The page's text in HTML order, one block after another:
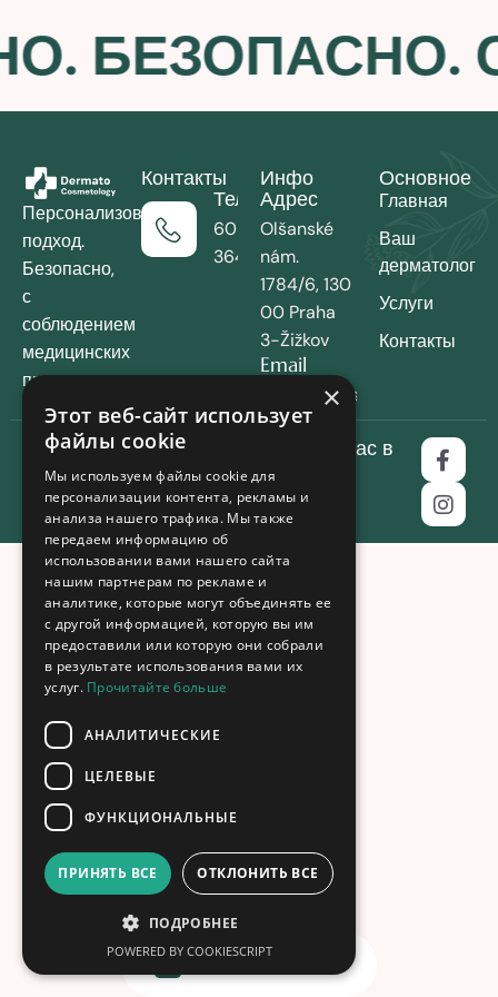
Персонализованный
подход.
Безопасно,
с
соблюдением
медицинских
протоколов.
Контакты
Телефон
602-
364-727
Инфо
Адрес
Olšanské
nám.
1784/6, 130
00 Praha
3-Žižkov
Email
Основное
Главная
Ваш
дерматолог
Услуги
Контакты
Copyright © 2025 All
Rights Reserved. Powered
byboweb.cz
Больше о нас в
соцсетях
602-364-727
×
Этот веб-сайт использует
файлы cookie
Мы используем файлы cookie для
персонализации контента, рекламы и
анализа нашего трафика. Мы также
передаем информацию об
использовании вами нашего сайта
нашим партнерам по рекламе и
аналитике, которые могут объединять ее
с другой информацией, которую вы им
предоставили или которую они собрали
в результате использования вами их
услуг. Прочитайте больше
АНАЛИТИЧЕСКИЕ
ЦЕЛЕВЫЕ
ФУНКЦИОНАЛЬНЫЕ
ПРИНЯТЬ ВСЕ ОТКЛОНИТЬ ВСЕ
ПОДРОБНЕЕ
POWERED BY COOKIESCRIPT